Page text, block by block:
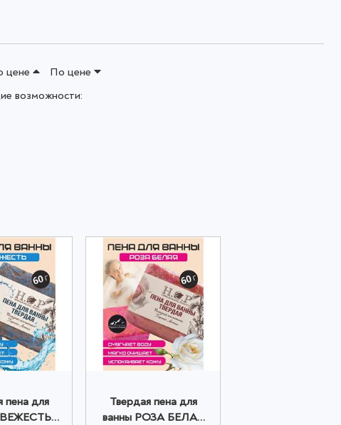
цене
По цене
возможности:
пена для
Твердая пена для
ванны РОЗА БЕЛАЯ